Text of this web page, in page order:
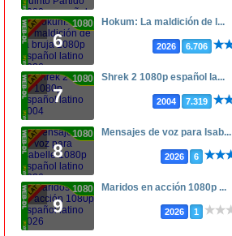
6
1080p Hokum: La maldición de l...
2026 6.706
7
1080p Shrek 2 1080p español la...
2004 7.319
8
1080p Mensajes de voz para Isab...
2026 6
9
1080p Maridos en acción 1080p ...
2026 1